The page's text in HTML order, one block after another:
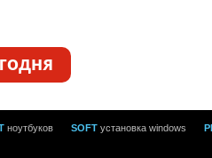
ноутбуков SOFT установка windows